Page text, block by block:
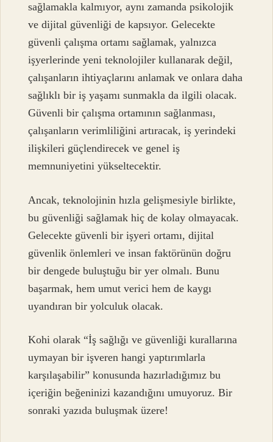
sağlamakla kalmıyor, aynı zamanda psikolojik
ve dijital güvenliği de kapsıyor. Gelecekte
güvenli çalışma ortamı sağlamak, yalnızca
işyerlerinde yeni teknolojiler kullanarak değil,
çalışanların ihtiyaçlarını anlamak ve onlara daha
sağlıklı bir iş yaşamı sunmakla da ilgili olacak.
Güvenli bir çalışma ortamının sağlanması,
çalışanların verimliliğini artıracak, iş yerindeki
ilişkileri güçlendirecek ve genel iş
memnuniyetini yükseltecektir.
Ancak, teknolojinin hızla gelişmesiyle birlikte,
bu güvenliği sağlamak hiç de kolay olmayacak.
Gelecekte güvenli bir işyeri ortamı, dijital
güvenlik önlemleri ve insan faktörünün doğru
bir dengede buluştuğu bir yer olmalı. Bunu
başarmak, hem umut verici hem de kaygı
uyandıran bir yolculuk olacak.
Kohi olarak “İş sağlığı ve güvenliği kurallarına
uymayan bir işveren hangi yaptırımlarla
karşılaşabilir” konusunda hazırladığımız bu
içeriğin beğeninizi kazandığını umuyoruz. Bir
sonraki yazıda buluşmak üzere!